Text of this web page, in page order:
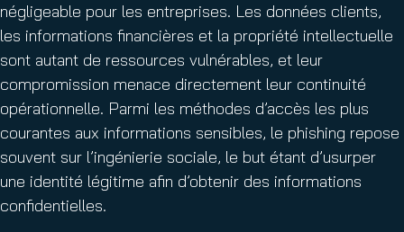
négligeable pour les entreprises. Les données clients,
les informations financières et la propriété intellectuelle
sont autant de ressources vulnérables, et leur
compromission menace directement leur continuité
opérationnelle. Parmi les méthodes d’accès les plus
courantes aux informations sensibles, le phishing repose
souvent sur l’ingénierie sociale, le but étant d’usurper
une identité légitime afin d’obtenir des informations
confidentielles.